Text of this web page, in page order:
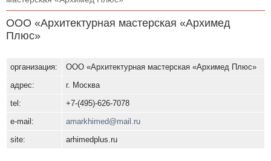
ООО «Архитектурная мастерская «Архимед
Плюс»
организация:
ООО «Архитектурная мастерская «Архимед Плюс»
адрес:
г. Москва
tel:
+7-(495)-626-7078
e-mail:
amarkhimed@mail.ru
site:
arhimedplus.ru